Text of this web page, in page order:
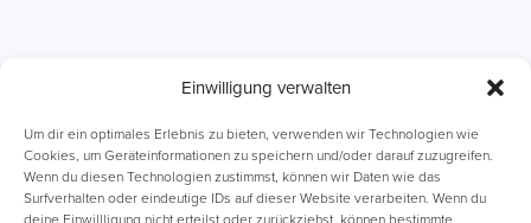
Einwilligung verwalten
Um dir ein optimales Erlebnis zu bieten, verwenden wir Technologien wie
Cookies, um Geräteinformationen zu speichern und/oder darauf zuzugreifen.
Wenn du diesen Technologien zustimmst, können wir Daten wie das
Surfverhalten oder eindeutige IDs auf dieser Website verarbeiten. Wenn du
deine Einwillligung nicht erteilst oder zurückziehst, können bestimmte
ABI Intensivkurse Online-Kurse
Einzelnachhilfe Lernhefte